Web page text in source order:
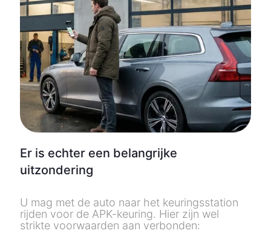
Er is echter een belangrijke
uitzondering
U mag met de auto naar het keuringsstation
rijden voor de APK-keuring. Hier zijn wel
strikte voorwaarden aan verbonden: